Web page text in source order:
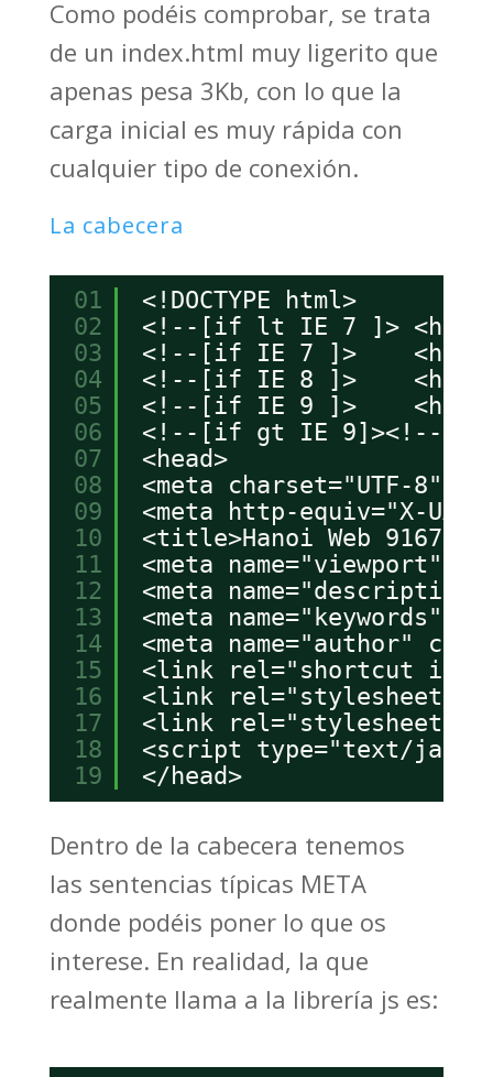
Como podéis comprobar, se trata
de un index.html muy ligerito que
apenas pesa 3Kb, con lo que la
carga inicial es muy rápida con
cualquier tipo de conexión.
La cabecera
01
02
03
04
05
06
07
08
09
10
11
12
13
14
15
16
17
18
19
<!DOCTYPE html>
<!--[if lt IE 7 ]> <html
<!--[if IE 7 ]>    <html
<!--[if IE 8 ]>    <html
<!--[if IE 9 ]>    <html
<!--[if gt IE 9]><!--
<head>
<meta charset="UTF-8" />
<meta http-equiv="X-UA-
<title>Hanoi Web
<meta name="viewport"
<meta
<meta
<meta name="author"
<link rel="shortcut
<link rel="stylesheet"
<link rel="stylesheet"
<script type="text/
</head>
Dentro de la cabecera tenemos
las sentencias típicas META
donde podéis poner lo que os
interese. En realidad, la que
realmente llama a la librería js es: